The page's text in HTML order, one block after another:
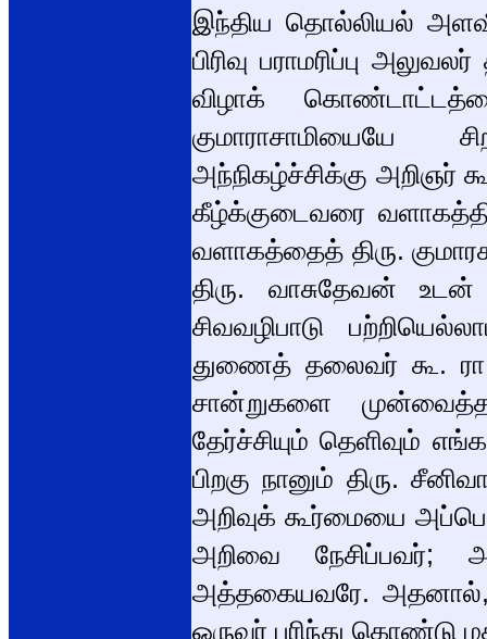
இந்திய தொல்லியல்
பிரிவு பராமரிப்பு
விழாக்
குமாராசாமியையே
அந்நிகழ்ச்சிக்கு அறிஞர்
கீழ்க்குடைவரை
வளாகத்தைத் திரு.
திரு. வாசுதேவன்
சிவவழிபாடு
துணைத் தலைவர் கூ.
சான்றுகளை
தேர்ச்சியும் தெளிவும்
பிறகு நானும் திரு.
அறிவுக் கூர்மையை
அறிவை நேசிப்பவர்;
அத்தகையவரே. அதனால்,
ஒருவர் புரிந்து கொண்டு